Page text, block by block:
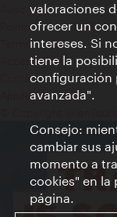
Aviso legal
Política de privacidad
Terms of Use
Accesibilidad
Contacto para la
Ajustes de cookie
valoraciones
ofrecer un
intereses. Si
tiene la
configuración
avanzada".
Consejo:
cambiar sus
momento a
cookies" en la
página.